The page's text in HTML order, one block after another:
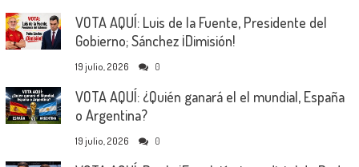
VOTA AQUÍ: Luis de la Fuente, Presidente del
Gobierno; Sánchez ¡Dimisión!
19 julio, 2026 0
VOTA AQUÍ: ¿Quién ganará el el mundial, España
o Argentina?
19 julio, 2026 0